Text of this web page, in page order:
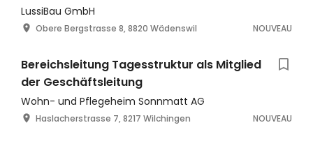
LussiBau GmbH
Obere Bergstrasse 8, 8820 Wädenswil NOUVEAU
Bereichsleitung Tagesstruktur als Mitglied
der Geschäftsleitung
Wohn- und Pflegeheim Sonnmatt AG
Haslacherstrasse 7, 8217 Wilchingen NOUVEAU